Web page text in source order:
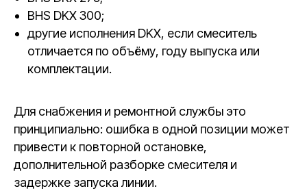
BHS DKX 300;
другие исполнения DKX, если смеситель
отличается по объёму, году выпуска или
комплектации.
Для снабжения и ремонтной службы это
принципиально: ошибка в одной позиции может
привести к повторной остановке,
дополнительной разборке смесителя и
задержке запуска линии.